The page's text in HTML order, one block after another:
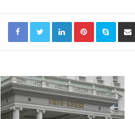
FacebookTwitterLinkedInPinterestSkype